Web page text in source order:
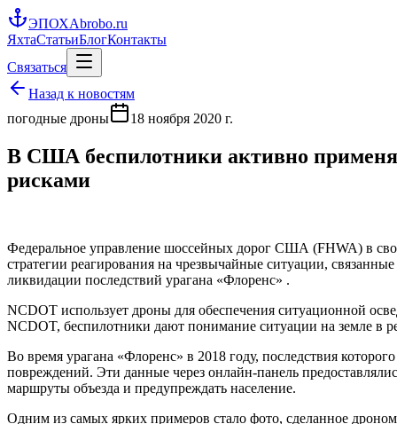
ЭПОХАbrobo.ru
ЯхтаСтатьиБлогКонтакты
Связаться
Назад к новостям
погодные дроны
18 ноября 2020 г.
В США беспилотники активно
рисками
Федеральное управление шоссейных дорог США (FHWA) в
стратегии реагирования на чрезвычайные ситуации,
ликвидации последствий урагана «Флоренс» .
NCDOT использует дроны для обеспечения ситуационной
NCDOT, беспилотники дают понимание ситуации на земле в
Во время урагана «Флоренс» в 2018 году, последствия
повреждений. Эти данные через онлайн-панель
маршруты объезда и предупреждать население.
Одним из самых ярких примеров стало фото, сделанное